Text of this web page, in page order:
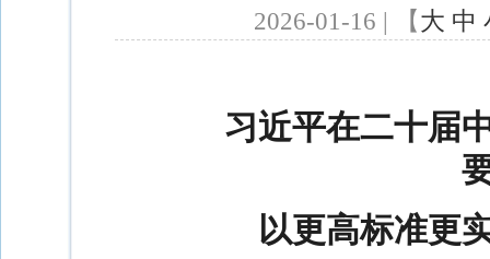
2026-01-16 | 【大 中
习近平在二十届
以更高标准更